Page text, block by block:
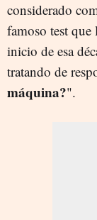
considerado
famoso test
inicio de esa
tratando de
máquina?".